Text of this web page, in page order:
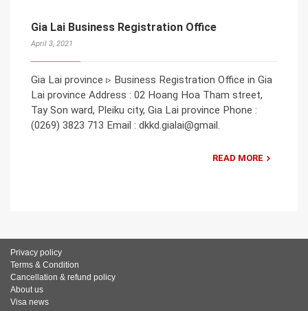
Gia Lai Business Registration Office
April 3, 2021
Gia Lai province ▹ Business Registration Office in Gia
Lai province Address : 02 Hoang Hoa Tham street,
Tay Son ward, Pleiku city, Gia Lai province Phone :
(0269) 3823 713 Email : dkkd.gialai@gmail.
READ MORE
Privacy policy
Terms & Condition
Cancellation & refund policy
About us
Visa news